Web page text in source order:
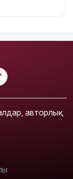
авторлық